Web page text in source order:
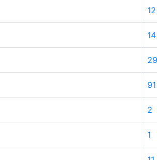
12
14
29
91
2
1